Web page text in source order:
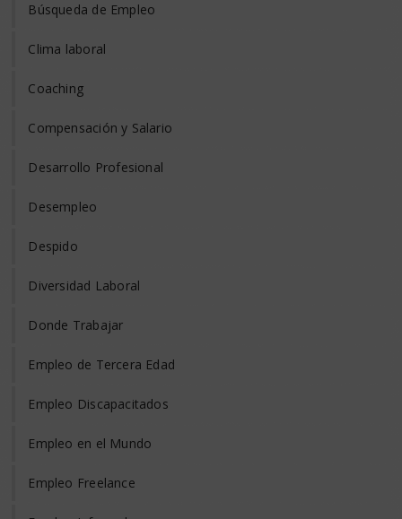
Búsqueda de Empleo
Clima laboral
Coaching
Compensación y Salario
Desarrollo Profesional
Desempleo
Despido
Diversidad Laboral
Donde Trabajar
Empleo de Tercera Edad
Empleo Discapacitados
Empleo en el Mundo
Empleo Freelance